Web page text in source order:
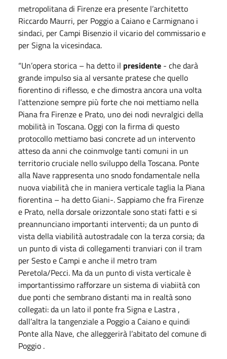
metropolitana di Firenze era presente l’architetto
Riccardo Maurri, per Poggio a Caiano e Carmignano i
sindaci, per Campi Bisenzio il vicario del commissario e
per Signa la vicesindaca.
“Un’opera storica – ha detto il presidente - che darà
grande impulso sia al versante pratese che quello
fiorentino di riflesso, e che dimostra ancora una volta
l’attenzione sempre più forte che noi mettiamo nella
Piana fra Firenze e Prato, uno dei nodi nevralgici della
mobilità in Toscana. Oggi con la firma di questo
protocollo mettiamo basi concrete ad un intervento
atteso da anni che coinmvolge tanti comuni in un
territorio cruciale nello sviluppo della Toscana. Ponte
alla Nave rappresenta uno snodo fondamentale nella
nuova viabilità che in maniera verticale taglia la Piana
fiorentina – ha detto Giani-. Sappiamo che fra Firenze
e Prato, nella dorsale orizzontale sono stati fatti e si
preannunciano importanti interventi; da un punto di
vista della viabilità autostradale con la terza corsia; da
un punto di vista di collegamenti tranviari con il tram
per Sesto e Campi e anche il metro tram
Peretola/Pecci. Ma da un punto di vista verticale è
importantissimo rafforzare un sistema di viabiità con
due ponti che sembrano distanti ma in realtà sono
collegati: da un lato il ponte fra Signa e Lastra ,
dall’altra la tangenziale a Poggio a Caiano e quindi
Ponte alla Nave, che alleggerirà l’abitato del comune di
Poggio .